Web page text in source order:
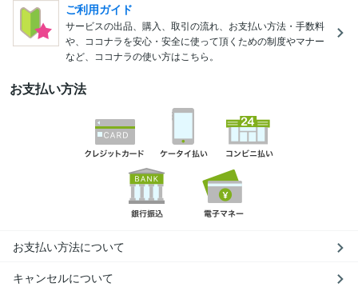
ご利用ガイド
サービスの出品、購入、取引の流れ、お支払い方法・手数料
や、ココナラを安心・安全に使って頂くための制度やマナー
など、ココナラの使い方はこちら。
お支払い方法
お支払い方法について
キャンセルについて